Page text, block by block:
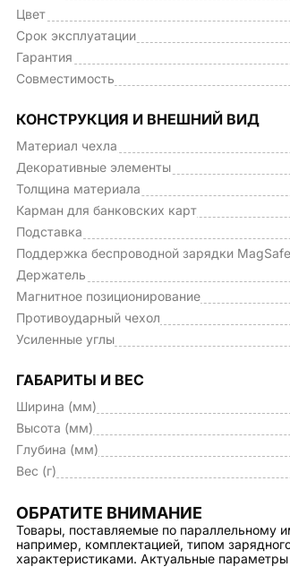
Цвет
Срок эксплуатации
Гарантия
Совместимость
КОНСТРУКЦИЯ И ВНЕШНИЙ ВИД
Материал чехла
Декоративные элементы
Толщина материала
Карман для банковских карт
Подставка
Поддержка беспроводной зарядки MagSafe
Держатель
Магнитное позиционирование
Противоударный чехол
Усиленные углы
ГАБАРИТЫ И ВЕС
Ширина (мм)
Высота (мм)
Глубина (мм)
Вес (г)
ОБРАТИТЕ ВНИМАНИЕ
Товары, поставляемые по параллельному
например, комплектацией, типом
характеристиками. Актуальные